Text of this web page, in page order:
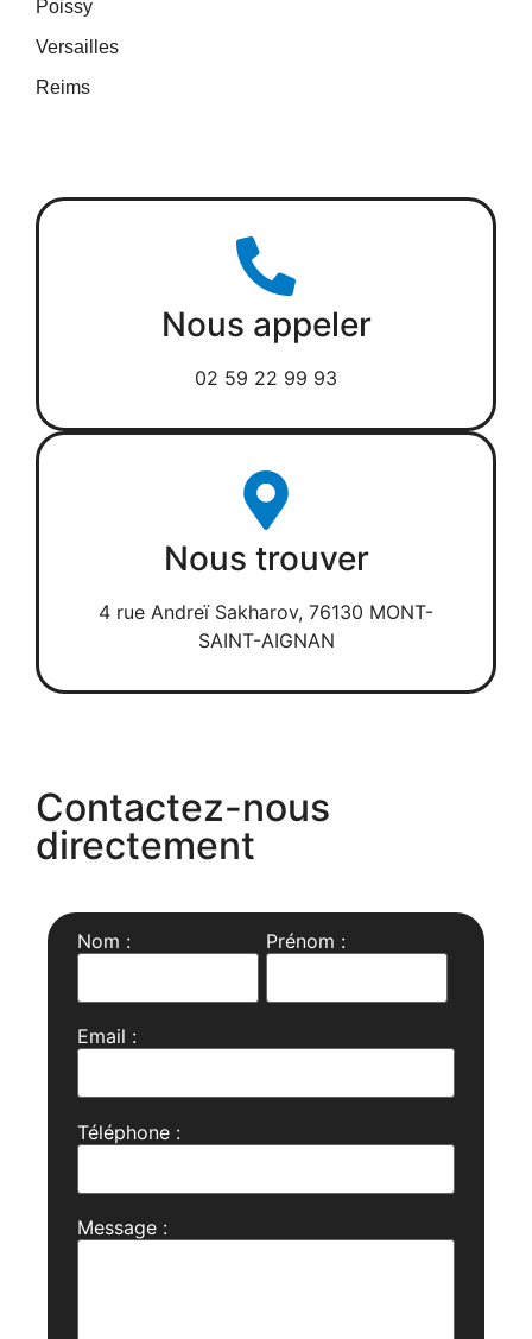
Poissy
Versailles
Reims
Nous appeler
02 59 22 99 93
Nous trouver
4 rue Andreï Sakharov, 76130 MONT-
SAINT-AIGNAN
Contactez-nous
directement
Nom : Prénom :
Email :
Téléphone :
Message :